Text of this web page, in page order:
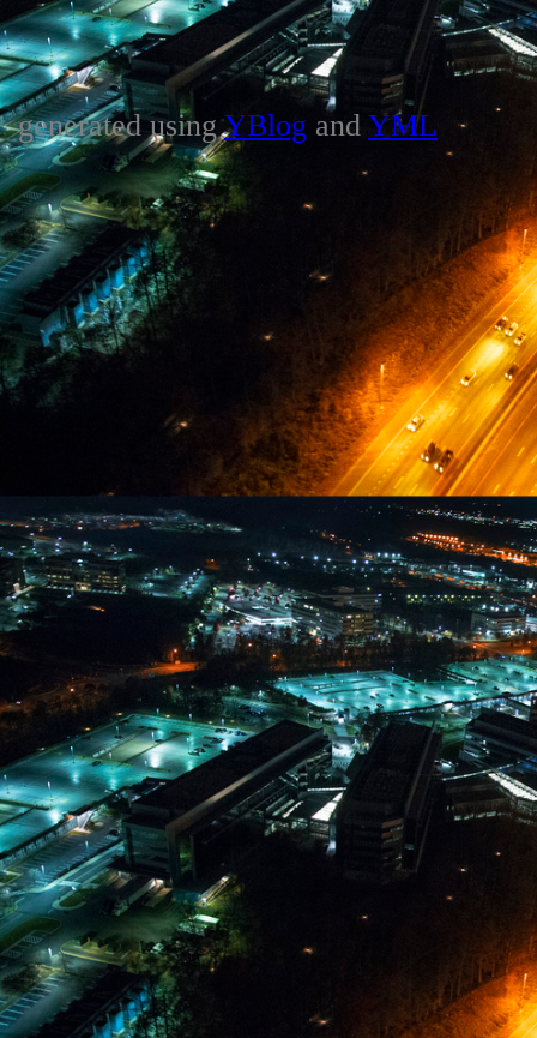
generated usingYBlog and YML